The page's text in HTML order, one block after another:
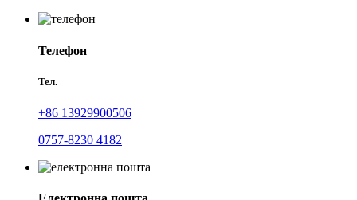
Телефон
Тел.
+86 13929900506
0757-8230 4182